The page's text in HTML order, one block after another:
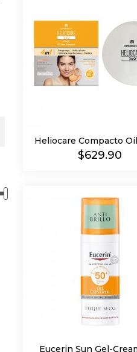
Heliocare Compacto
Precio
$629.90
Eucerin Sun Gel-